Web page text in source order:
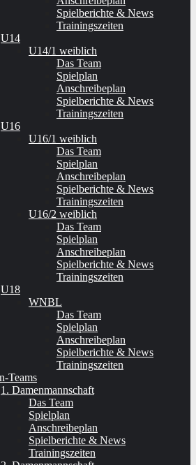
Spielberichte & News
Trainingszeiten
U14
U14/1 weiblich
Das Team
Spielplan
Anschreibeplan
Spielberichte & News
Trainingszeiten
U16
U16/1 weiblich
Das Team
Spielplan
Anschreibeplan
Spielberichte & News
Trainingszeiten
U16/2 weiblich
Das Team
Spielplan
Anschreibeplan
Spielberichte & News
Trainingszeiten
U18
WNBL
Das Team
Spielplan
Anschreibeplan
Spielberichte & News
Trainingszeiten
Teams
1. Damenmannschaft
Das Team
Spielplan
Anschreibeplan
Spielberichte & News
Trainingszeiten